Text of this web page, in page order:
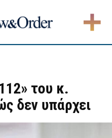
του κ.
δεν υπάρχει